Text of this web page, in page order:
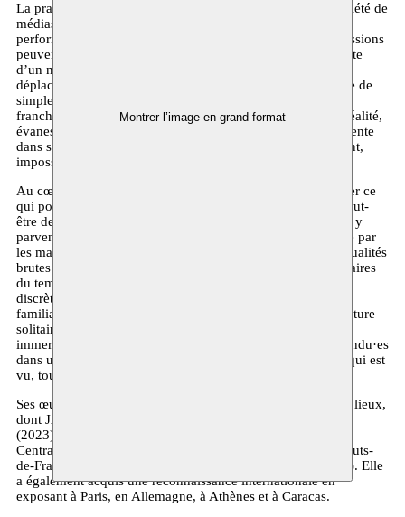
Montrer l’image en grand format
La pratique artistique d’Angyvir Padilla s’étend sur une variété de
médias et de disciplines, parmi lesquelles la sculpture, la
performance, la photographie, la vidéo et le son. Ces expressions
peuvent être autonomes ou bien fusionner librement en quête
d’un nouveau vocabulaire. Inspirées par l’expérience du
déplacement, les œuvres de Padilla transcendent leur qualité de
simples objets; il s’agit de récits en mouvement constant
franchissant les frontières entre passé et présent, fiction et réalité,
évanescence et tangibilité. La notion de « foyer » est récurrente
dans ses installations: un espace à la fois familier et troublant,
impossible à saisir en une seule image ou une seule phrase.
Au cœur de son œuvre se trouve un désir persistant d’habiter ce
qui pourrait ne plus exister. Cette envie de familiarité, ou peut-
être de domesticité, imprégnée d’une incapacité inhérente à y
parvenir, sert d’impulsion vers l’expérimentation. Intéressée par
les manifestations physiques du passé, Padilla explore les qualités
brutes des matériaux, tout en défiant les propriétés non linéaires
du temps, voire la gravité de la Terre ; des collaborations,
discrètes et intimes, souvent fondées sur l’amitié et les liens
familiaux, viennent compenser la distance physique et la nature
solitaire du parcours artistique. Il en résulte une expérience
immersive et corporelle qui laisse les spectateur·rices suspendu·es
dans une sensation de dissonance et de perplexité entre ce qui est
vu, touché, entendu et remémoré.
Ses œuvres ont été récemment exposées dans de nombreux lieux,
dont JAP vitrine, Bruxelles (2023), IKOB Museum, Eupen
(2023), Antwerp Art Weekend (2023), CIAP, Genk (2022),
Centrale I Vitrine, Bruxelles (2021), Frac Grand Large – Hauts-
de-France, Dunkerque (2021-2022), S.M.A.K, Gand (2021). Elle
a également acquis une reconnaissance internationale en
exposant à Paris, en Allemagne, à Athènes et à Caracas.